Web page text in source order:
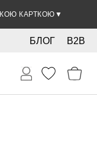
КАРТКОЮ ▼
B2B
БЛОГ